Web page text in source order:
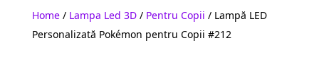
Home/ Lampa Led 3D/ Pentru Copii / Lampă LED
Personalizată Pokémon pentru Copii #212